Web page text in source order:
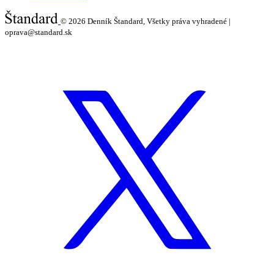
© 2026 Denník Štandard, Všetky práva vyhradené |
oprava@standard.sk